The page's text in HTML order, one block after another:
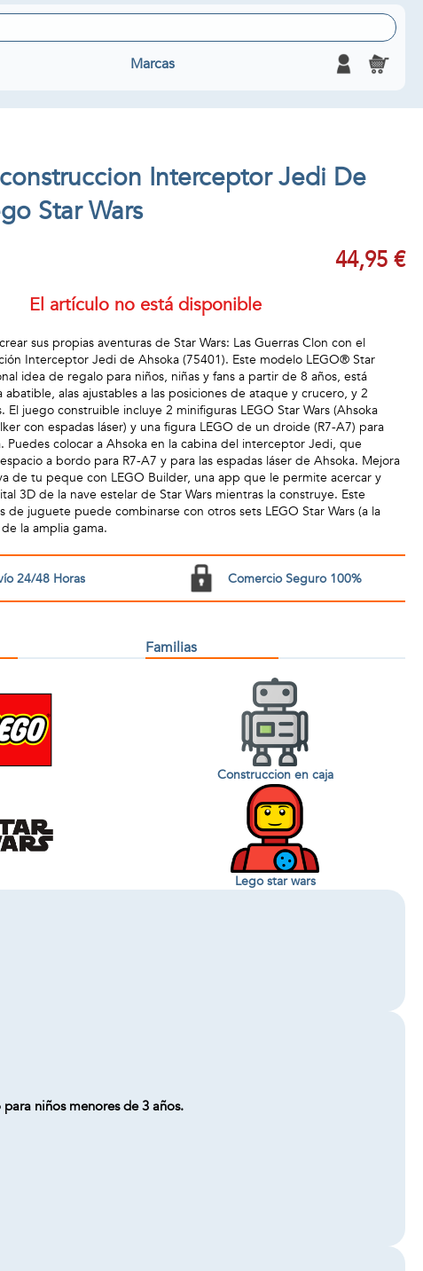
Marcas
Interceptor Jedi De
Star Wars
44,95 €
El artículo no está disponible
sus propias aventuras de Star Wars: Las Guerras Clon con el
Interceptor Jedi de Ahsoka (75401). Este modelo LEGO® Star
idea de regalo para niños, niñas y fans a partir de 8 años, está
alas ajustables a las posiciones de ataque y crucero, y 2
El juego construible incluye 2 minifiguras LEGO Star Wars (Ahsoka
con espadas láser) y una figura LEGO de un droide (R7-A7) para
Puedes colocar a Ahsoka en la cabina del interceptor Jedi, que
a bordo para R7-A7 y para las espadas láser de Ahsoka. Mejora
de tu peque con LEGO Builder, una app que le permite acercar y
3D de la nave estelar de Star Wars mientras la construye. Este
de juguete puede combinarse con otros sets LEGO Star Wars (a la
la amplia gama.
24/48 Horas Comercio Seguro 100%
Familias
Construccion en caja
Lego star wars
niños menores de 3 años.